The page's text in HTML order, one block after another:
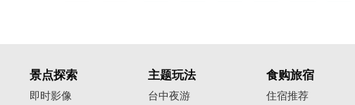
景点探索
即时影像
主题玩法
台中夜游
食购旅宿
住宿推荐